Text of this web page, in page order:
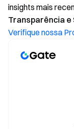
insights mais
Transparência e
Verifique nossa